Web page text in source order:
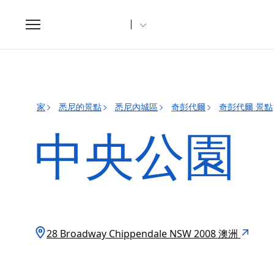
Toggle
navigation
家 悉尼的景點 悉尼內城區 奇彭代爾 奇彭代爾 景點
中央公園
28 Broadway Chippendale NSW 2008 澳洲